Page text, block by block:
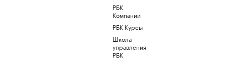
РБК
Компании
РБК Курсы
Школа
управления
РБК